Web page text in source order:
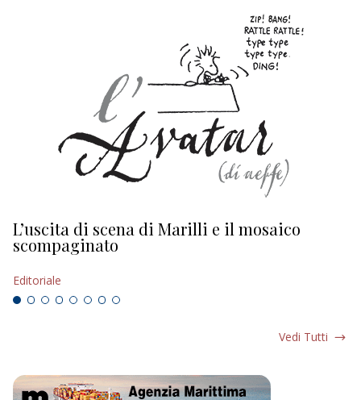
L’uscita di scena di Marilli e il mosaico
scompaginato
Editoriale
Vedi Tutti